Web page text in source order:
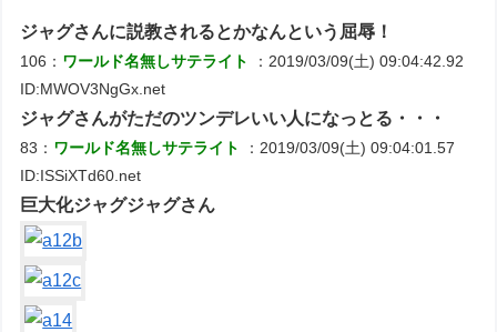
ジャグさんに説教されるとかなんという屈辱！
106： ワールド名無しサテライト
：2019/03/09(土) 09:04:42.92
ID:MWOV3NgGx.net
ジャグさんがただのツンデレいい人になっとる・・・
83： ワールド名無しサテライト
：2019/03/09(土) 09:04:01.57
ID:ISSiXTd60.net
巨大化ジャグジャグさん